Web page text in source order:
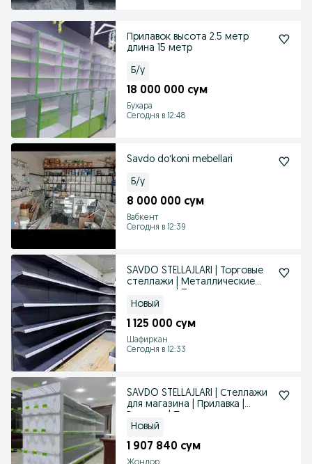
Прилавок высота 2.5 метр
длина 15 метр
Б/у
18 000 000 сум
Бухара
Сегодня в 12:48
Savdo doʻkoni mebellari
Б/у
8 000 000 сум
Вабкент
Сегодня в 12:39
SAVDO STELLAJLARI | Торговые
стеллажи | Металлические
Новый
1 125 000 сум
Шафиркан
Сегодня в 12:33
SAVDO STELLAJLARI | Стеллажи
для магазина | Прилавка |
Новый
1 907 840 сум